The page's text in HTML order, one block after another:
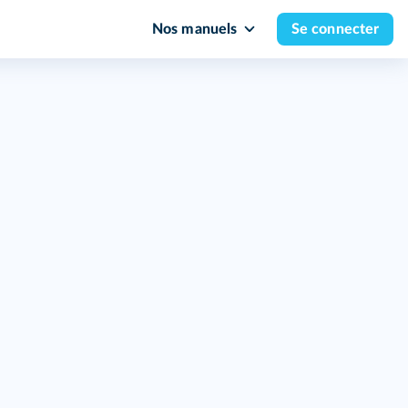
Nos manuels Se connecter